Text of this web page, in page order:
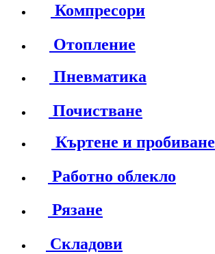
Компресори
Отопление
Пневматика
Почистване
Къртене и пробиване
Работно облекло
Рязане
Складови